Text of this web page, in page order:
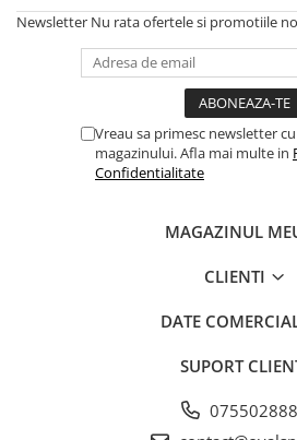
Newsletter Nu rata ofertele si promotiile
Vreau sa primesc newsletter
magazinului. Afla mai multe in
Confidentialitate
MAGAZINUL
CLIENTI
DATE
SUPORT